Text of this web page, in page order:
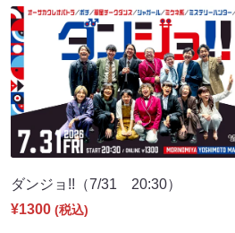
ダンジョ!!（7/31 20:30）
¥1300 (税込)